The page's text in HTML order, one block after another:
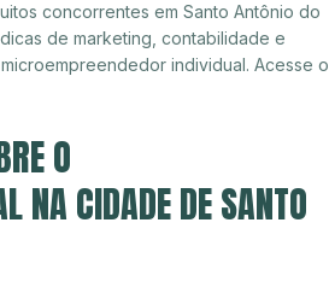
concorrentes em Santo Antônio do
de marketing, contabilidade e
individual. Acesse o
O
NA CIDADE DE SANTO